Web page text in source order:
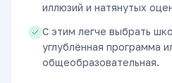
иллюзий и натянутых
С этим легче выбрать
углублённая программа
общеобразовательная.